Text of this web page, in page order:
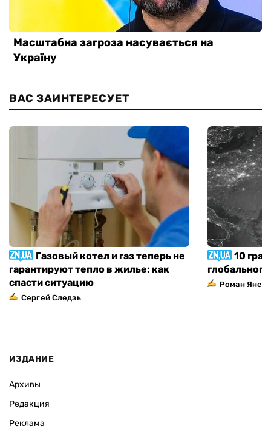
ВАС ЗАИНТЕРЕСУЕТ
Газовый котел и газ теперь не
гарантируют тепло в жилье: как
спасти ситуацию
Сергей Следзь
10
Роман
ИЗДАНИЕ
Архивы
Редакция
Реклама